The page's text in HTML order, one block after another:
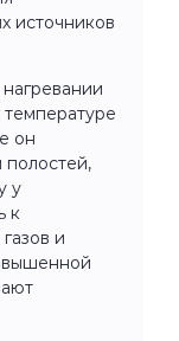
источников
он
у
к
и